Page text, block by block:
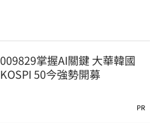
009829掌握AI關鍵 大華韓國
KOSPI 50今強勢開募
PR